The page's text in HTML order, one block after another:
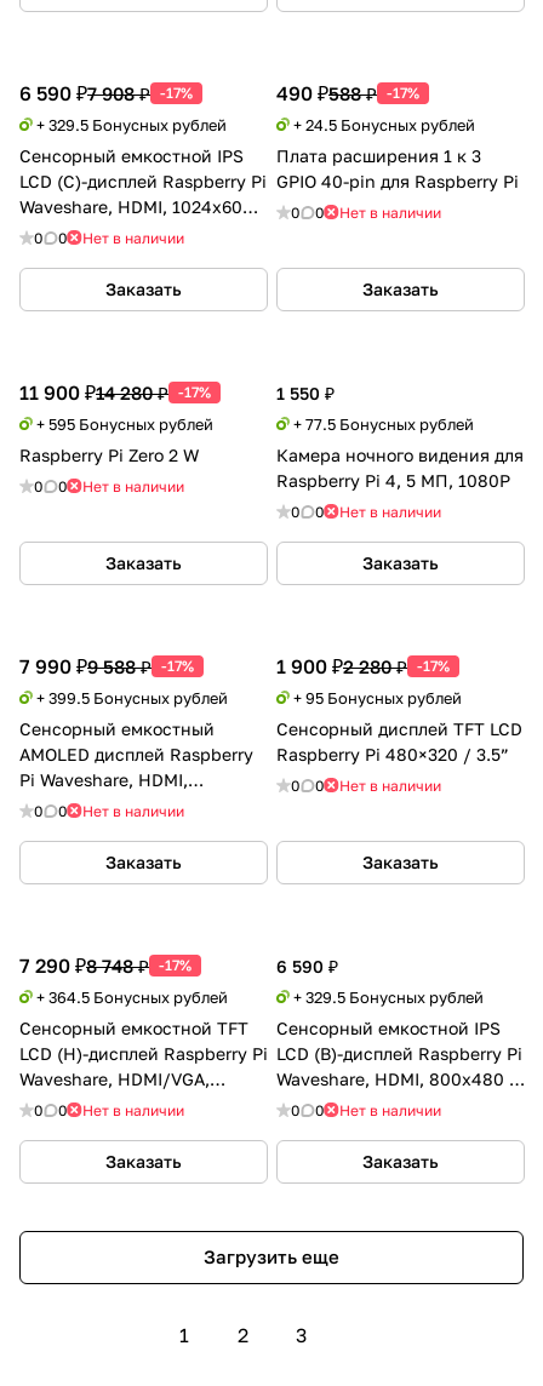
6 590 ₽7 908 ₽ -17%
+ 329.5 Бонусных рублей
Сенсорный емкостной IPS
LCD (C)-дисплей Raspberry Pi
Waveshare, HDMI, 1024x600 /
7”0 0 Нет в наличии
Заказать
490 ₽588 ₽ -17%
+ 24.5 Бонусных рублей
Плата расширения 1 к 3
GPIO 40-pin для Raspberry Pi
0 0 Нет в наличии
Заказать
11 900 ₽14 280 ₽ -17%
+ 595 Бонусных рублей
Raspberry Pi Zero 2 W
0 0 Нет в наличии
Заказать
1 550 ₽
+ 77.5 Бонусных рублей
Камера ночного видения для
Raspberry Pi 4, 5 МП, 1080P
0 0 Нет в наличии
Заказать
7 990 ₽9 588 ₽ -17%
+ 399.5 Бонусных рублей
Сенсорный емкостный
AMOLED дисплей Raspberry
Pi Waveshare, HDMI,
960x544, 5"
0 0 Нет в наличии
Заказать
1 900 ₽2 280 ₽ -17%
+ 95 Бонусных рублей
Сенсорный дисплей TFT LCD
Raspberry Pi 480×320 / 3.5”
0 0 Нет в наличии
Заказать
7 290 ₽8 748 ₽ -17%
+ 364.5 Бонусных рублей
Сенсорный емкостной TFT
LCD (H)-дисплей Raspberry Pi
Waveshare, HDMI/VGA,
800x480 / 5”
0 0 Нет в наличии
Заказать
6 590 ₽
+ 329.5 Бонусных рублей
Сенсорный емкостной IPS
LCD (B)-дисплей Raspberry Pi
Waveshare, HDMI, 800x480 /
4.3”
0 0 Нет в наличии
Заказать
Загрузить еще
1 2 3